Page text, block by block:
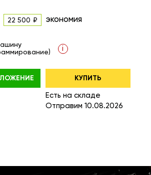
22 500 экономия
i
КУПИТЬ
Есть на складе
Отправим 10.08.2026